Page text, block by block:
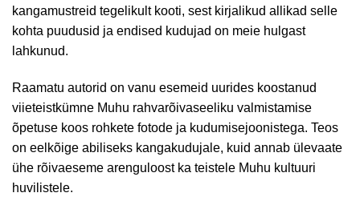
kangamustreid tegelikult kooti, sest kirjalikud allikad selle
kohta puudusid ja endised kudujad on meie hulgast
lahkunud.
Raamatu autorid on vanu esemeid uurides koostanud
viieteistkümne Muhu rahvarõivaseeliku valmistamise
õpetuse koos rohkete fotode ja kudumisejoonistega. Teos
on eelkõige abiliseks kangakudujale, kuid annab ülevaate
ühe rõivaeseme arenguloost ka teistele Muhu kultuuri
huvilistele.